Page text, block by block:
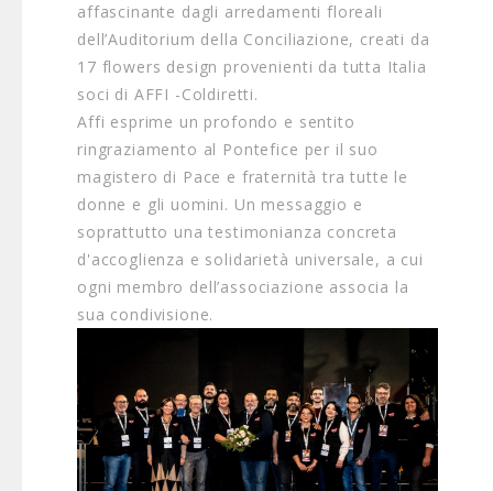
affascinante dagli arredamenti floreali
dell’Auditorium della Conciliazione, creati da
17 flowers design provenienti da tutta Italia
soci di AFFI -Coldiretti.
Affi esprime un profondo e sentito
ringraziamento al Pontefice per il suo
magistero di Pace e fraternità tra tutte le
donne e gli uomini. Un messaggio e
soprattutto una testimonianza concreta
d'accoglienza e solidarietà universale, a cui
ogni membro dell’associazione associa la
sua condivisione.